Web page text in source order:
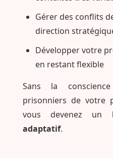
Gérer des conflits
direction
Développer votre
en restant flexible
Sans la
prisonniers de votre
vous devenez
adaptatif.